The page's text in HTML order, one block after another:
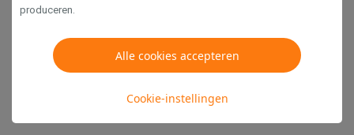
produceren.
Alle cookies accepteren
Cookie-instellingen